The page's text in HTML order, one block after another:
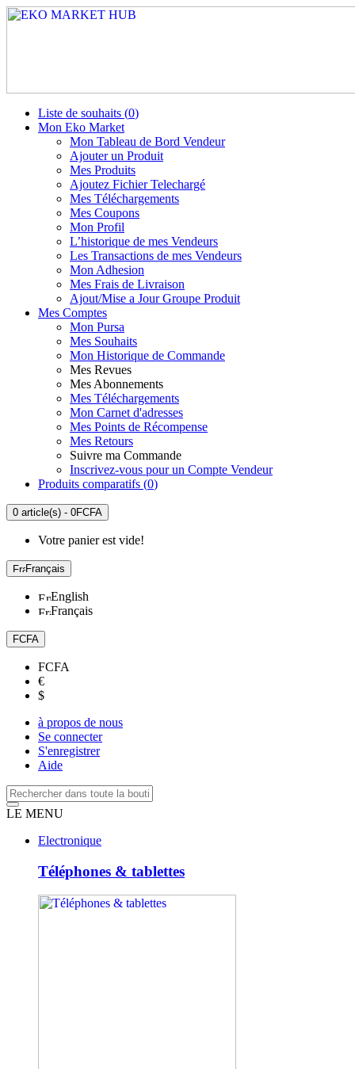
Liste de souhaits (0)
Mon Eko Market
Mon Tableau de Bord Vendeur
Ajouter un Produit
Mes Produits
Ajoutez Fichier Telechargé
Mes Téléchargements
Mes Coupons
Mon Profil
L’historique de mes Vendeurs
Les Transactions de mes Vendeurs
Mon Adhesion
Mes Frais de Livraison
Ajout/Mise a Jour Groupe Produit
Mes Comptes
Mon Pursa
Mes Souhaits
Mon Historique de Commande
Mes Revues
Mes Abonnements
Mes Téléchargements
Mon Carnet d'adresses
Mes Points de Récompense
Mes Retours
Suivre ma Commande
Inscrivez-vous pour un Compte Vendeur
Produits comparatifs (0)
0 article(s) - 0FCFA
Votre panier est vide!
Français
English
Français
FCFA
FCFA
€
$
à propos de nous
Se connecter
S'enregistrer
Aide
LE MENU
Electronique
Téléphones & tablettes